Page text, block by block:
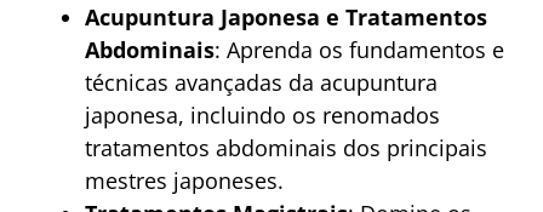
Acupuntura Japonesa e Tratamentos
Abdominais: Aprenda os fundamentos e
técnicas avançadas da acupuntura
japonesa, incluindo os renomados
tratamentos abdominais dos principais
mestres japoneses.